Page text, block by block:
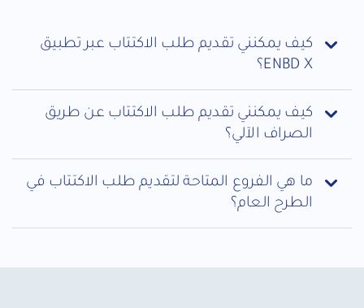
كيف يمكنني تقديم طلب الاكتتاب عبر تطبيق
ENBD X؟
كيف يمكنني تقديم طلب الاكتتاب عن طريق
الصراف الآلي؟
ما هي الفروع المتاحة لتقديم طلب الاكتتاب في
الطرح العام؟